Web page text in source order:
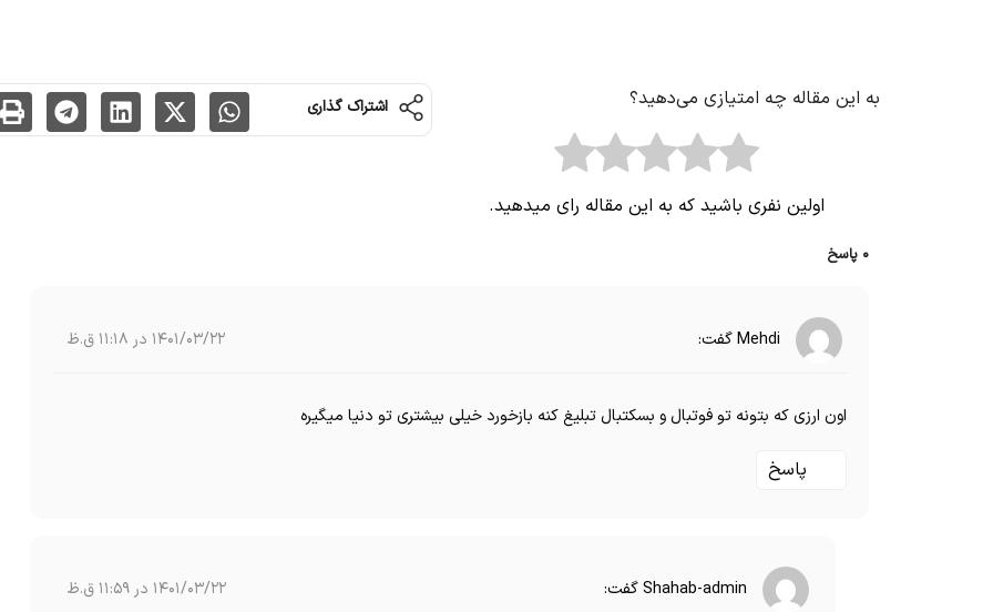
به این مقاله چه امتیازی می‌دهید؟
اولین نفری باشید که به این مقاله رای میدهید.
اشتراک گذاری
0 پاسخ
Mehdiگفت: 1401/03/22 در 11:18 ق.ظ
اون ارزی که بتونه تو فوتبال و بسکتبال تبلیغ کنه بازخورد خیلی بیشتری تو دنیا میگیره
پاسخ
Shahab-adminگفت: 1401/03/22 در 11:59 ق.ظ